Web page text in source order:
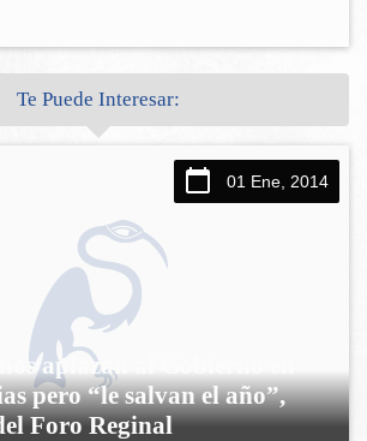
Te Puede Interesar:
01 Ene, 2014
aplazan al Gobierno en
pero “le salvan el año”,
Foro Reginal